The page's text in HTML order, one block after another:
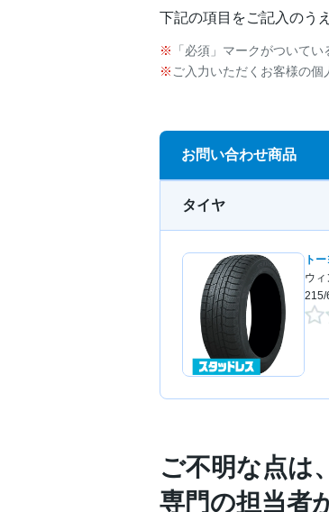
下記の項目をご記入のう
「必須」マークがついて
ご入力いただくお客様の
お問い合わせ商品
タイヤ
ト
ウ
215/
ご不明な点は
専門の担当者